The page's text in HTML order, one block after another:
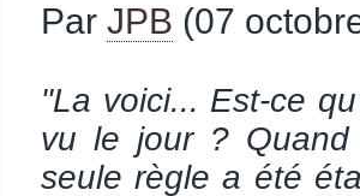
Par JPB (07
"La voici... Est-ce
vu le jour ? Quand
seule règle a été